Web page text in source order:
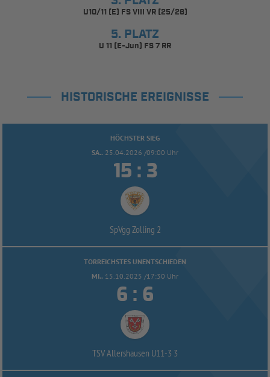
U10/11 (E) FS VIII VR (25/26)
5. PLATZ
U 11 (E-Jun) FS 7 RR
HISTORISCHE EREIGNISSE
HÖCHSTER SIEG
SA.. 25.04.2026 /09:00 Uhr
 : 
SpVgg Zolling 2
TORREICHSTES UNENTSCHIEDEN
MI.. 15.10.2025 /17:30 Uhr
 : 
TSV Allershausen U11-3 3